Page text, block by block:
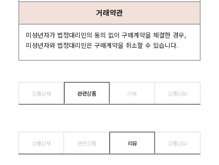
거래약관
미성년자가 법정대리인의 동의 없이 구매계약을 체결한 경우,
미성년자와 법정대리인은 구매계약을 취소할 수 있습니다.
상품상세 관련상품 리뷰 상품Q&A
상품상세 관련상품 리뷰 상품Q&A